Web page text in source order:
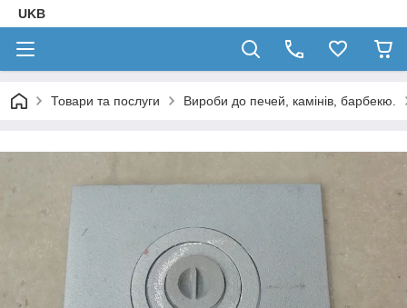
UKB
Товари та послуги Вироби до печей, камінів, барбекю.